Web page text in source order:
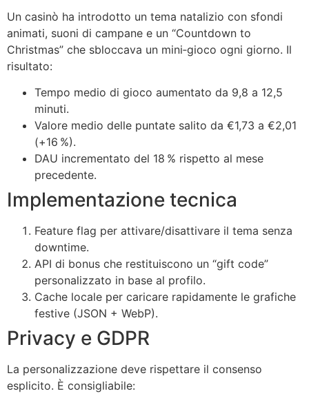
Un casinò ha introdotto un tema natalizio con sfondi
animati, suoni di campane e un “Countdown to
Christmas” che sbloccava un mini‑gioco ogni giorno. Il
risultato:
Tempo medio di gioco aumentato da 9,8 a 12,5
minuti.
Valore medio delle puntate salito da €1,73 a €2,01
(+16 %).
DAU incrementato del 18 % rispetto al mese
precedente.
Implementazione tecnica
Feature flag per attivare/disattivare il tema senza
downtime.
API di bonus che restituiscono un “gift code”
personalizzato in base al profilo.
Cache locale per caricare rapidamente le grafiche
festive (JSON + WebP).
Privacy e GDPR
La personalizzazione deve rispettare il consenso
esplicito. È consigliabile: